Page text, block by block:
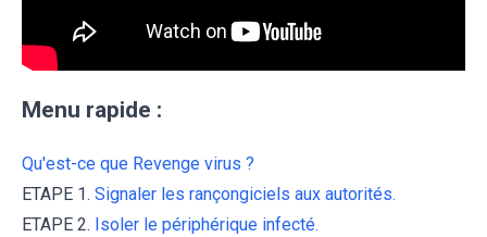
Menu rapide :
Qu'est-ce que Revenge virus ?
ETAPE 1. Signaler les rançongiciels aux autorités.
ETAPE 2. Isoler le périphérique infecté.